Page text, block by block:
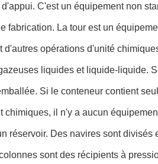
C'est un équipement non
fabrication. La tour est un
d'autres opérations d'unité
liquides et liquide-liquide.
Si le conteneur contient
chimiques, il n'y a aucun
réservoir. Des navires sont
sont des récipients à